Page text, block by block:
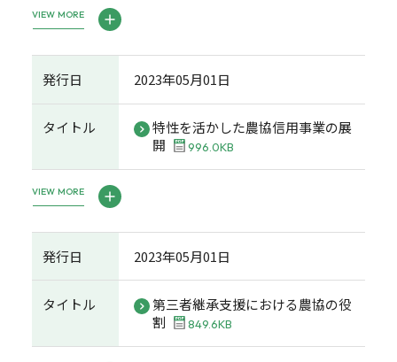
VIEW MORE
発行日 2023年05月01日
タイトル
特性を活かした農協信用事業の展
開
996.0KB
VIEW MORE
発行日 2023年05月01日
タイトル
第三者継承支援における農協の役
割
849.6KB